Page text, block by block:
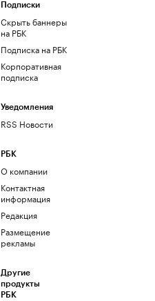
Подписки
Скрыть баннеры
на РБК
Подписка на РБК
Корпоративная
подписка
Уведомления
RSS Новости
РБК
О компании
Контактная
информация
Редакция
Размещение
рекламы
Другие
продукты
РБК